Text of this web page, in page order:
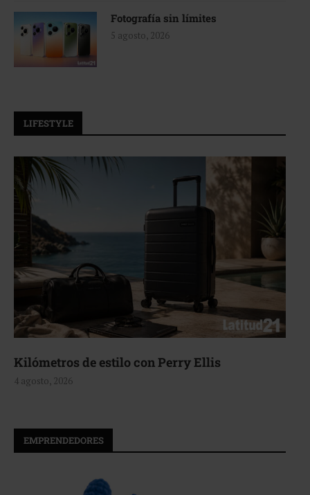
Fotografía sin límites
5 agosto, 2026
LIFESTYLE
Aerie, texturas que fluyen
4 agosto, 2026
EMPRENDEDORES